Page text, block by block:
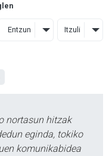
Entzun Itzuli
nortasun hitzak
eginda, tokiko
komunikabidea